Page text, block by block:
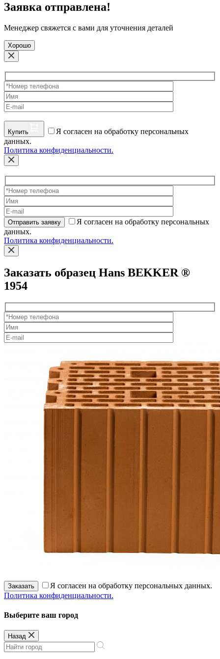
Заявка отправлена!
Менеджер свяжется с вами для уточнения деталей
Хорошо
Купить
Я согласен на обработку персональных
данных.
Политика конфиденциальности.
Отправить заявку
Я согласен на обработку персональных
данных.
Политика конфиденциальности.
Заказать образец Hans BEKKER ®
1954
Заказать
Я согласен на обработку персональных данных.
Политика конфиденциальности.
Выберите ваш город
Назад